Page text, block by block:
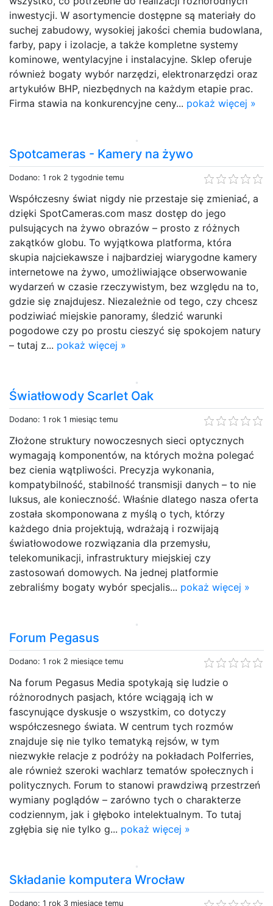
inwestycji. W asortymencie dostępne są materiały do
suchej zabudowy, wysokiej jakości chemia budowlana,
farby, papy i izolacje, a także kompletne systemy
kominowe, wentylacyjne i instalacyjne. Sklep oferuje
również bogaty wybór narzędzi, elektronarzędzi oraz
artykułów BHP, niezbędnych na każdym etapie prac.
Firma stawia na konkurencyjne ceny... pokaż więcej »
Spotcameras - Kamery na żywo
Dodano: 1 rok 2 tygodnie temu
Współczesny świat nigdy nie przestaje się zmieniać, a
dzięki SpotCameras.com masz dostęp do jego
pulsujących na żywo obrazów – prosto z różnych
zakątków globu. To wyjątkowa platforma, która
skupia najciekawsze i najbardziej wiarygodne kamery
internetowe na żywo, umożliwiające obserwowanie
wydarzeń w czasie rzeczywistym, bez względu na to,
gdzie się znajdujesz. Niezależnie od tego, czy chcesz
podziwiać miejskie panoramy, śledzić warunki
pogodowe czy po prostu cieszyć się spokojem natury
– tutaj z... pokaż więcej »
Światłowody Scarlet Oak
Dodano: 1 rok 1 miesiąc temu
Złożone struktury nowoczesnych sieci optycznych
wymagają komponentów, na których można polegać
bez cienia wątpliwości. Precyzja wykonania,
kompatybilność, stabilność transmisji danych – to nie
luksus, ale konieczność. Właśnie dlatego nasza oferta
została skomponowana z myślą o tych, którzy
każdego dnia projektują, wdrażają i rozwijają
światłowodowe rozwiązania dla przemysłu,
telekomunikacji, infrastruktury miejskiej czy
zastosowań domowych. Na jednej platformie
zebraliśmy bogaty wybór specjalis... pokaż więcej »
Forum Pegasus
Dodano: 1 rok 2 miesiące temu
Na forum Pegasus Media spotykają się ludzie o
różnorodnych pasjach, które wciągają ich w
fascynujące dyskusje o wszystkim, co dotyczy
współczesnego świata. W centrum tych rozmów
znajduje się nie tylko tematyką rejsów, w tym
niezwykłe relacje z podróży na pokładach Polferries,
ale również szeroki wachlarz tematów społecznych i
politycznych. Forum to stanowi prawdziwą przestrzeń
wymiany poglądów – zarówno tych o charakterze
codziennym, jak i głęboko intelektualnym. To tutaj
zgłębia się nie tylko g... pokaż więcej »
Składanie komputera Wrocław
Dodano: 1 rok 3 miesiące temu